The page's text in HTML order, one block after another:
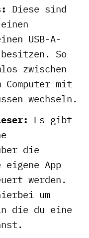
Diese sind
USB-A-
besitzen. So
zwischen
Computer mit
wechseln.
Es gibt
die
eigene App
werden.
um
die du eine